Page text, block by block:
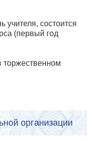
учителя, состоится
(первый год
торжественном
организации